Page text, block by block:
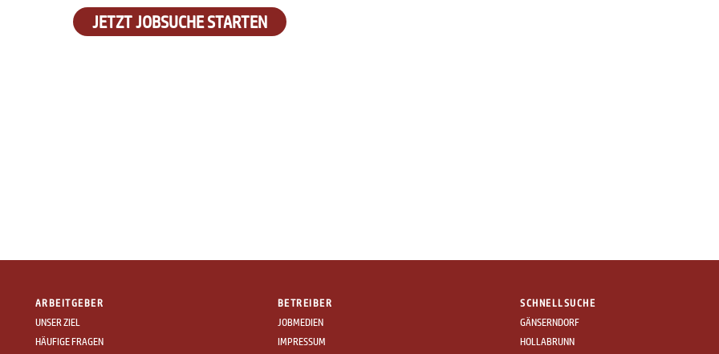
JETZT JOBSUCHE STARTEN
ARBEITGEBER
UNSER ZIEL
HÄUFIGE FRAGEN
BETREIBER
JOBMEDIEN
IMPRESSUM
SCHNELLSUCHE
GÄNSERNDORF
HOLLABRUNN